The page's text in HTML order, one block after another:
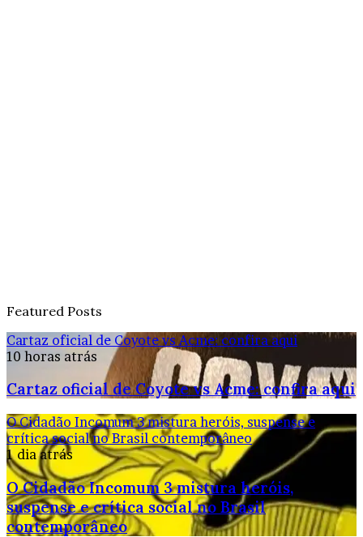
Featured Posts
Cartaz oficial de Coyote vs Acme: confira aqui
10 horas atrás
Cartaz oficial de Coyote vs Acme: confira aqui
O Cidadão Incomum 3 mistura heróis, suspense e
crítica social no Brasil contemporâneo
1 dia atrás
O Cidadão Incomum 3 mistura heróis,
suspense e crítica social no Brasil
contemporâneo